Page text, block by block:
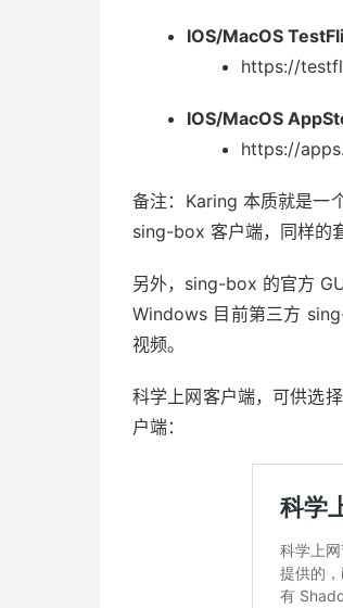
IOS/MacOS
https://
IOS/MacOS
https://
备注：Karing 本质就是一
sing-box 客户端，同样的
另外，sing-box 的官方
Windows 目前第三方
视频。
科学上网客户端，可供选
户端：